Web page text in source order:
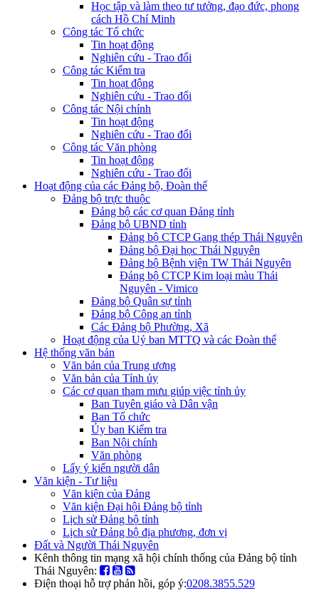
Học tập và làm theo tư tưởng, đạo đức, phong
cách Hồ Chí Minh
Công tác Tổ chức
Tin hoạt động
Nghiên cứu - Trao đổi
Công tác Kiểm tra
Tin hoạt động
Nghiên cứu - Trao đổi
Công tác Nội chính
Tin hoạt động
Nghiên cứu - Trao đổi
Công tác Văn phòng
Tin hoạt động
Nghiên cứu - Trao đổi
Hoạt động của các Đảng bộ, Đoàn thể
Đảng bộ trực thuộc
Đảng bộ các cơ quan Đảng tỉnh
Đảng bộ UBND tỉnh
Đảng bộ CTCP Gang thép Thái Nguyên
Đảng bộ Đại học Thái Nguyên
Đảng bộ Bệnh viện TW Thái Nguyên
Đảng bộ CTCP Kim loại màu Thái
Nguyên - Vimico
Đảng bộ Quân sự tỉnh
Đảng bộ Công an tỉnh
Các Đảng bộ Phường, Xã
Hoạt động của Uỷ ban MTTQ và các Đoàn thể
Hệ thống văn bản
Văn bản của Trung ương
Văn bản của Tỉnh ủy
Các cơ quan tham mưu giúp việc tỉnh ủy
Ban Tuyên giáo và Dân vận
Ban Tổ chức
Ủy ban Kiểm tra
Ban Nội chính
Văn phòng
Lấy ý kiến người dân
Văn kiện - Tư liệu
Văn kiện của Đảng
Văn kiện Đại hội Đảng bộ tỉnh
Lịch sử Đảng bộ tỉnh
Lịch sử Đảng bộ địa phương, đơn vị
Đất và Người Thái Nguyên
Kênh thông tin mạng xã hội chính thống của Đảng bộ tỉnh
Thái Nguyên:
Điện thoại hỗ trợ phản hồi, góp ý:0208.3855.529